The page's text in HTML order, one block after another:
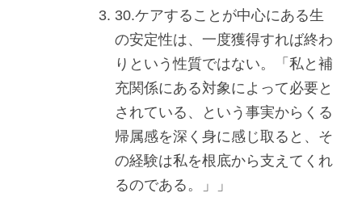
30.ケアすることが中心にある生
の安定性は、一度獲得すれば終わ
りという性質ではない。「私と補
充関係にある対象によって必要と
されている、という事実からくる
帰属感を深く身に感じ取ると、そ
の経験は私を根底から支えてくれ
るのである。」」